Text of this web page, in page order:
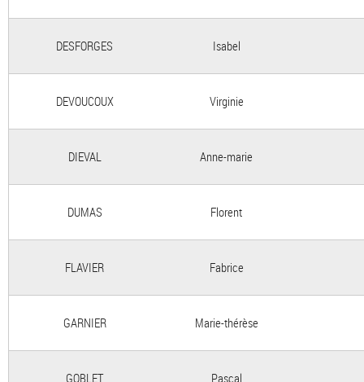
DESFORGES Isabel
DEVOUCOUX Virginie
DIEVAL Anne-marie
DUMAS Florent
FLAVIER Fabrice
GARNIER Marie-thérèse
GOBLET Pascal